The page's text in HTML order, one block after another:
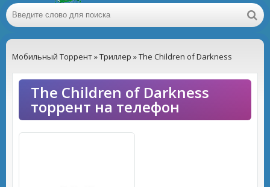
Мобильный Торрент»Триллер » The Children of Darkness
The Children of Darkness
торрент на телефон